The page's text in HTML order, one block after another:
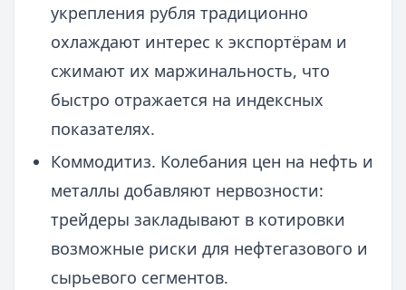
укрепления рубля традиционно
охлаждают интерес к экспортёрам и
сжимают их маржинальность, что
быстро отражается на индексных
показателях.
Коммодитиз. Колебания цен на нефть и
металлы добавляют нервозности:
трейдеры закладывают в котировки
возможные риски для нефтегазового и
сырьевого сегментов.